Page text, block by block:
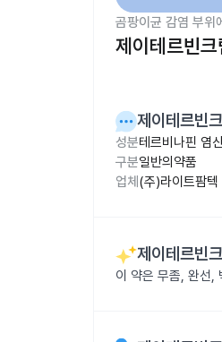
곰팡이균 감염 부위
제이테르빈
제이테르빈
성분테르비나핀 염
구분일반의약품
업체 (주)라이트팜텍
제이테르빈
이 약은 무좀, 완선,